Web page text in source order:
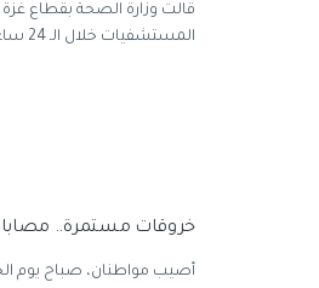
المستشفيات خلال الـ 24 ساعة الماضية. ...
خروقات مستمرة..
أصيب مواطنان، صباح يوم